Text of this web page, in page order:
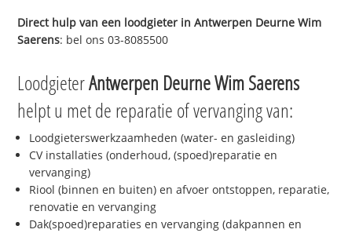
Direct hulp van een loodgieter inAntwerpen Deurne Wim
Saerens: bel ons 03-8085500
LoodgieterAntwerpen Deurne Wim Saerens
helpt u met de reparatie of vervanging van:
Loodgieterswerkzaamheden (water- en gasleiding)
CV installaties (onderhoud, (spoed)reparatie en
vervanging)
Riool (binnen en buiten) en afvoer ontstoppen, reparatie,
renovatie en vervanging
Dak(spoed)reparaties en vervanging (dakpannen en